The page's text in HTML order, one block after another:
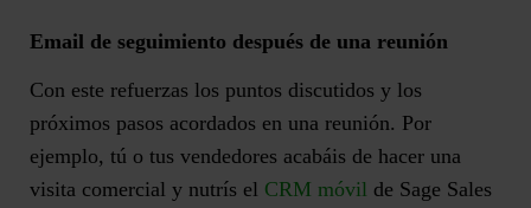
Email de seguimiento después de una reunión
Con este refuerzas los puntos discutidos y los
próximos pasos acordados en una reunión. Por
ejemplo, tú o tus vendedores acabáis de hacer una
visita comercial y nutrís el CRM móvil de Sage Sales